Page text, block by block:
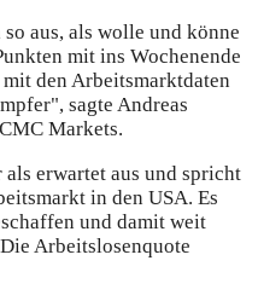
aus, als wolle und könne
mit ins Wochenende
den Arbeitsmarktdaten
sagte Andreas
Markets.
erwartet aus und spricht
in den USA. Es
und damit weit
Arbeitslosenquote